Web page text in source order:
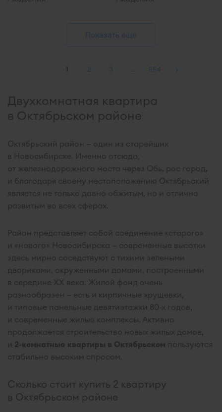
Показать еще
1 2 3 554 ›
Двухкомнатная квартира
в Октябрьском районе
Октябрьский район — один из старейших
в Новосибирске. Именно отсюда,
от железнодорожного моста через Обь, рос город,
и благодаря своему местоположению Октябрьский
является не только давно обжитым, но и отлично
развитым во всех сферах.
Район представляет собой соединение «старого»
и «нового» Новосибирска — современные высотки
здесь мирно соседствуют с тихими зелеными
двориками, окруженными домами, построенными
в середине XX века. Жилой фонд очень
разнообразен — есть и кирпичные хрущевки,
и типовые панельные девятиэтажки 80-х годов,
и современные жилые комплексы. Активно
продолжается строительство новых жилых домов,
и 2-комнатные квартиры в Октябрьском пользуются
стабильно высоким спросом.
Сколько стоит купить 2 квартиру
в Октябрьском районе